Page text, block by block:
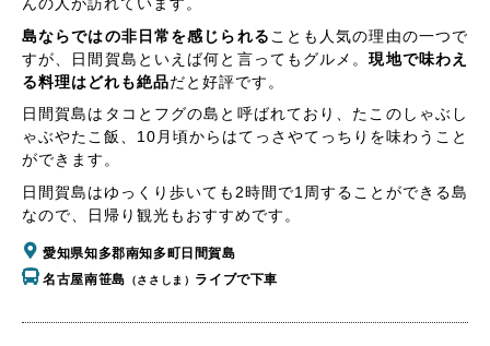
んの人が訪れています。
島ならではの非日常を感じられる ことも人気の理由の一つで
すが、日間賀島といえば何と言ってもグルメ。現地で味わえ
る料理はどれも絶品だと好評です。
日間賀島はタコとフグの島と呼ばれており、たこのしゃぶし
ゃぶやたこ飯、10月頃からはてっさやてっちりを味わうこと
ができます。
日間賀島はゆっくり歩いても2時間で1周することができる島
なので、日帰り観光もおすすめです。
愛知県知多郡南知多町日間賀島
名古屋南笹島 （ささしま） ライブで下車